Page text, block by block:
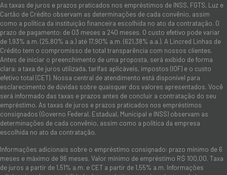
As taxas de juros e prazos praticados nos empréstimos de INSS, FGTS, Luz e
Cartão de Crédito observam as determinações de cada convênio, assim
como a política da instituição financeira escolhida no ato da contratação. O
prazo de pagamento: de 03 meses a 240 meses. O custo efetivo pode variar
de 1,93% a.m. (25,80% a.a.) até 17,90% a.m. (621,38% a.a.). A Lincred Linhas de
Crédito tem o compromisso de total transparência com nossos clientes.
Antes de iniciar o preenchimento de uma proposta, será exibido de forma
clara: a taxa de juros utilizada, tarifas aplicáveis, impostos (IOF) e o custo
efetivo total (CET). Nossa central de atendimento está disponível para
esclarecimento de dúvidas sobre quaisquer dos valores apresentados. Você
será informado das taxas e prazos antes de concluir a contratação do seu
empréstimo. As taxas de juros e prazos praticados nos empréstimos
consignados (Governo Federal, Estadual, Municipal e INSS) observam as
determinações de cada convênio, assim como a política da empresa
escolhida no ato da contratação.
Informações adicionais sobre o empréstimo consignado: prazo mínimo de 6
meses e máximo de 96 meses. Valor mínimo de empréstimo R$ 100,00. Taxa
de juros a partir de 1,51% a.m. e CET a partir de 1,55% a.m. Informações